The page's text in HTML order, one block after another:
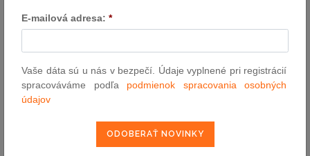
obstarávatelia neuvádzajú žiadne konkrétne informácie o tom, či
a akým spôsobom víťazné plnenie spĺňa podmienky…
Autor: AGM partners
20.2.2025
E-mailová adresa: *
Vaše dáta sú u nás v bezpečí. Údaje vyplnené pri registrácií
spracováváme podľa podmienok spracovania osobných
údajov